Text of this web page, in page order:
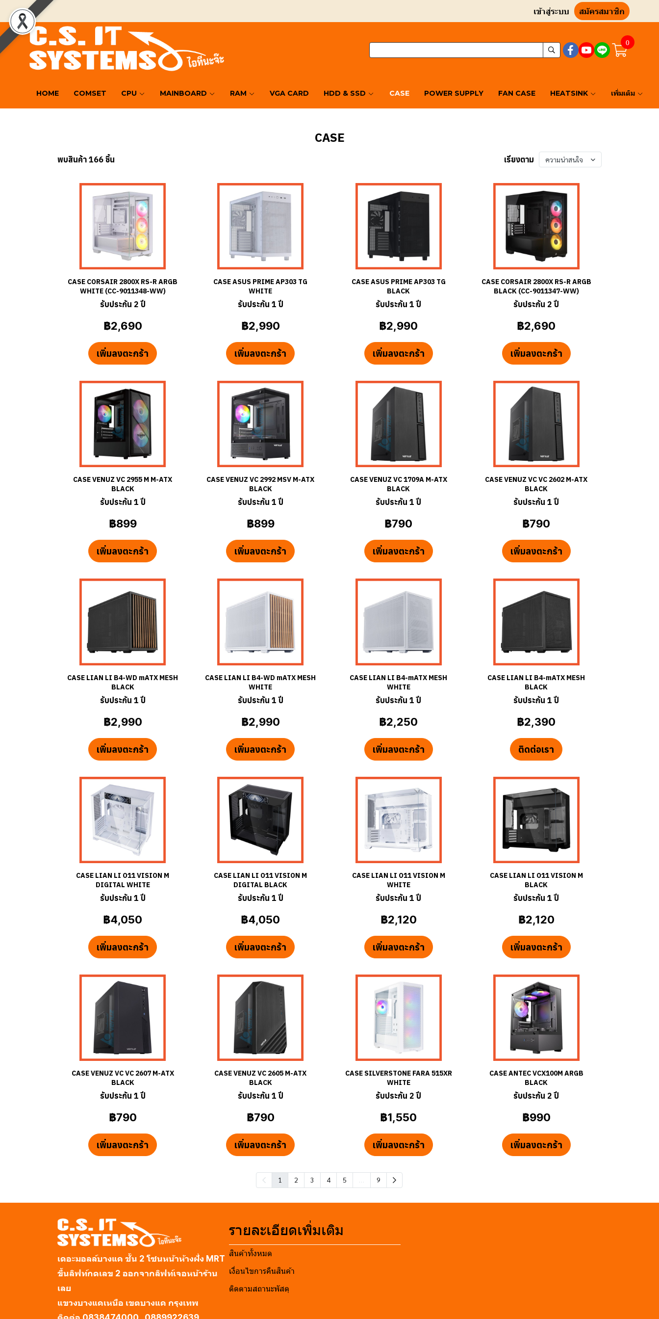
เข้าสู่ระบบ สมัครสมาชิก
0
HOME COMSET CPU MAINBOARD RAM VGA CARD HDD & SSD CASE POWER SUPPLY FAN CASE HEATSINK เพิ่มเติม
CASE
พบสินค้า 166 ชิ้น เรียงตาม ความน่าสนใจ
CASE CORSAIR 2800X RS-R ARGB
WHITE (CC-9011348-WW)
รับประกัน 2 ปี
฿2,690
เพิ่มลงตะกร้า
CASE ASUS PRIME AP303 TG
WHITE
รับประกัน 1 ปี
฿2,990
เพิ่มลงตะกร้า
CASE ASUS PRIME AP303 TG
BLACK
รับประกัน 1 ปี
฿2,990
เพิ่มลงตะกร้า
CASE CORSAIR 2800X RS-R ARGB
BLACK (CC-9011347-WW)
รับประกัน 2 ปี
฿2,690
เพิ่มลงตะกร้า
CASE VENUZ VC 2955 M M-ATX
BLACK
รับประกัน 1 ปี
฿899
เพิ่มลงตะกร้า
CASE VENUZ VC 2992 MSV M-ATX
BLACK
รับประกัน 1 ปี
฿899
เพิ่มลงตะกร้า
CASE VENUZ VC 1709A M-ATX
BLACK
รับประกัน 1 ปี
฿790
เพิ่มลงตะกร้า
CASE VENUZ VC VC 2602 M-ATX
BLACK
รับประกัน 1 ปี
฿790
เพิ่มลงตะกร้า
CASE LIAN LI B4-WD mATX MESH
BLACK
รับประกัน 1 ปี
฿2,990
เพิ่มลงตะกร้า
CASE LIAN LI B4-WD mATX MESH
WHITE
รับประกัน 1 ปี
฿2,990
เพิ่มลงตะกร้า
CASE LIAN LI B4-mATX MESH
WHITE
รับประกัน 1 ปี
฿2,250
เพิ่มลงตะกร้า
CASE LIAN LI B4-mATX MESH
BLACK
รับประกัน 1 ปี
฿2,390
ติดต่อเรา
CASE LIAN LI O11 VISION M
DIGITAL WHITE
รับประกัน 1 ปี
฿4,050
เพิ่มลงตะกร้า
CASE LIAN LI O11 VISION M
DIGITAL BLACK
รับประกัน 1 ปี
฿4,050
เพิ่มลงตะกร้า
CASE LIAN LI O11 VISION M
WHITE
รับประกัน 1 ปี
฿2,120
เพิ่มลงตะกร้า
CASE LIAN LI O11 VISION M
BLACK
รับประกัน 1 ปี
฿2,120
เพิ่มลงตะกร้า
CASE VENUZ VC VC 2607 M-ATX
BLACK
รับประกัน 1 ปี
฿790
เพิ่มลงตะกร้า
CASE VENUZ VC 2605 M-ATX
BLACK
รับประกัน 1 ปี
฿790
เพิ่มลงตะกร้า
CASE SILVERSTONE FARA 515XR
WHITE
รับประกัน 2 ปี
฿1,550
เพิ่มลงตะกร้า
CASE ANTEC VCX100M ARGB
BLACK
รับประกัน 2 ปี
฿990
เพิ่มลงตะกร้า
1 2 3 4 5 9
เดอะมอลล์บางแค ชั้น 2 โซนหน้าห้างฝั่ง MRT
ขึ้นลิฟท์กดเลข 2 ออกจากลิฟท์เจอหน้าร้าน
เลย
แขวงบางแคเหนือ เขตบางแค กรุงเทพ
รายละเอียดเพิ่มเติม
สินค้าทั้งหมด
เงื่อนไขการคืนสินค้า
ติดตามสถานะพัสดุ